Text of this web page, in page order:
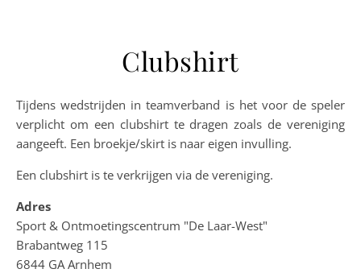
Clubshirt
Tijdens wedstrijden in teamverband is het voor de speler
verplicht om een clubshirt te dragen zoals de vereniging
aangeeft. Een broekje/skirt is naar eigen invulling.
Een clubshirt is te verkrijgen via de vereniging.
Adres
Sport & Ontmoetingscentrum "De Laar-West"
Brabantweg 115
6844 GA Arnhem